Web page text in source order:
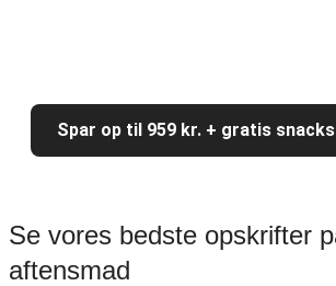
Spar op til 959 kr. + gratis
Se vores bedste opskrifter
aftensmad